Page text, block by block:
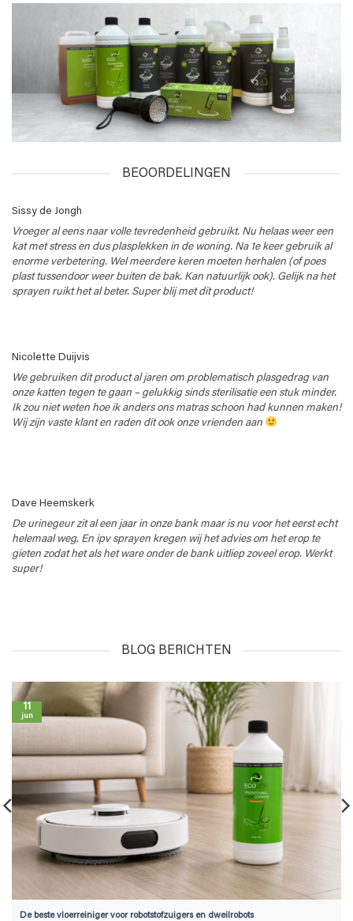
BEOORDELINGEN
Sissy de Jongh
Vroeger al eens naar volle tevredenheid gebruikt. Nu helaas weer een
kat met stress en dus plasplekken in de woning. Na 1e keer gebruik al
enorme verbetering. Wel meerdere keren moeten herhalen (of poes
plast tussendoor weer buiten de bak. Kan natuurlijk ook). Gelijk na het
sprayen ruikt het al beter. Super blij met dit product!
Nicolette Duijvis
We gebruiken dit product al jaren om problematisch plasgedrag van
onze katten tegen te gaan – gelukkig sinds sterilisatie een stuk minder.
Ik zou niet weten hoe ik anders ons matras schoon had kunnen maken!
Wij zijn vaste klant en raden dit ook onze vrienden aan
Dave Heemskerk
De urinegeur zit al een jaar in onze bank maar is nu voor het eerst echt
helemaal weg. En ipv sprayen kregen wij het advies om het erop te
gieten zodat het als het ware onder de bank uitliep zoveel erop. Werkt
super!
BLOG BERICHTEN
De beste vloerreiniger voor robotstofzuigers en dweilrobots
11
jun